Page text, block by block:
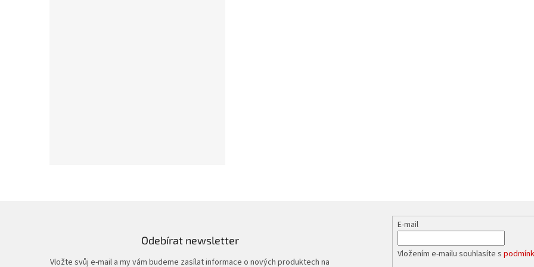
Odebírat newsletter
Vložte svůj e-mail a my vám budeme zasílat informace o nových produktech na
E-mail
Vložením e-mailu souhlasíte s